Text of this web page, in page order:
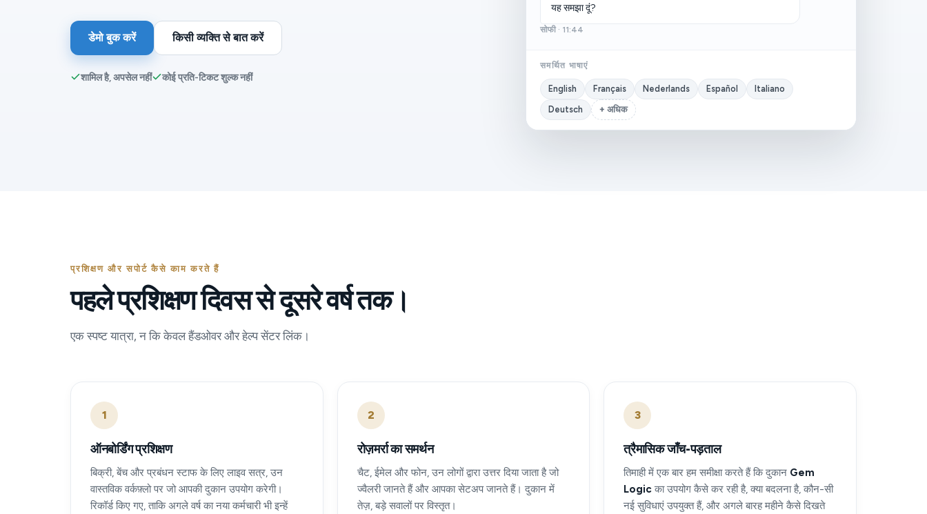
डेमो बुक करें किसी व्यक्ति से बात करें
शामिल है, अपसेल नहीं कोई प्रति-टिकट शुल्क नहीं
यह समझा दूं?
सोफी · 11:44
समर्थित भाषाएं
English Français Nederlands Español
Italiano
Deutsch
+ अधिक
प्रशिक्षण और सपोर्ट कैसे काम करते हैं
पहले प्रशिक्षण दिवस से दूसरे वर्ष तक।
एक स्पष्ट यात्रा, न कि केवल हैंडओवर और हेल्प सेंटर लिंक।
1
ऑनबोर्डिंग प्रशिक्षण
बिक्री, बेंच और प्रबंधन स्टाफ के लिए लाइव सत्र, उन
वास्तविक वर्कफ़्लो पर जो आपकी दुकान उपयोग करेगी।
रिकॉर्ड किए गए, ताकि अगले वर्ष का नया कर्मचारी भी इन्हें
2
रोज़मर्रा का समर्थन
चैट, ईमेल और फोन, उन लोगों द्वारा उत्तर दिया जाता है जो
ज्वैलरी जानते हैं और आपका सेटअप जानते हैं। दुकान में
तेज़, बड़े सवालों पर विस्तृत।
3
त्रैमासिक जाँच-पड़ताल
तिमाही में एक बार हम समीक्षा करते हैं कि दुकान Gem
Logic का उपयोग कैसे कर रही है, क्या बदलना है, कौन-सी
नई सुविधाएं उपयुक्त हैं, और अगले बारह महीने कैसे दिखते